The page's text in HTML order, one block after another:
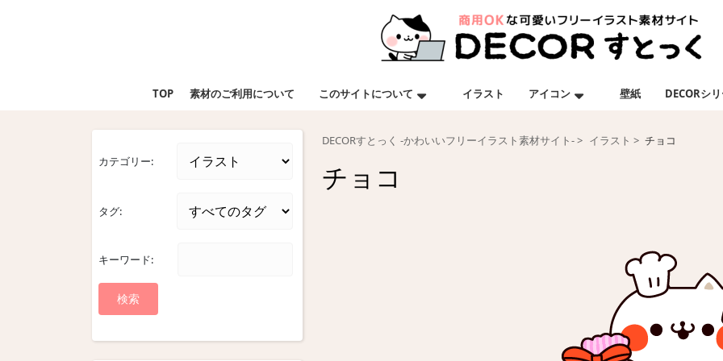
TOP 素材のご利用について このサイトについて イラスト アイコン 壁紙 DECORシ
カテゴリー:
タグ:
キーワード:
DECORすとっく -かわいいフリーイラスト素材サイト- イラスト チョコ
チョコ